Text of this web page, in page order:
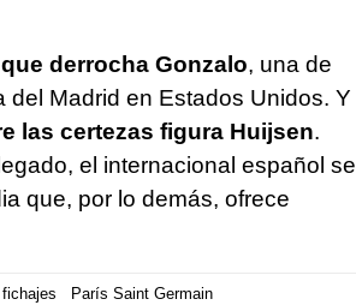
derrocha Gonzalo, una de
Madrid en Estados Unidos. Y
las certezas figura Huijsen.
el internacional español se
que, por lo demás, ofrece
París Saint Germain